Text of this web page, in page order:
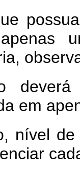
deverá
em
nível